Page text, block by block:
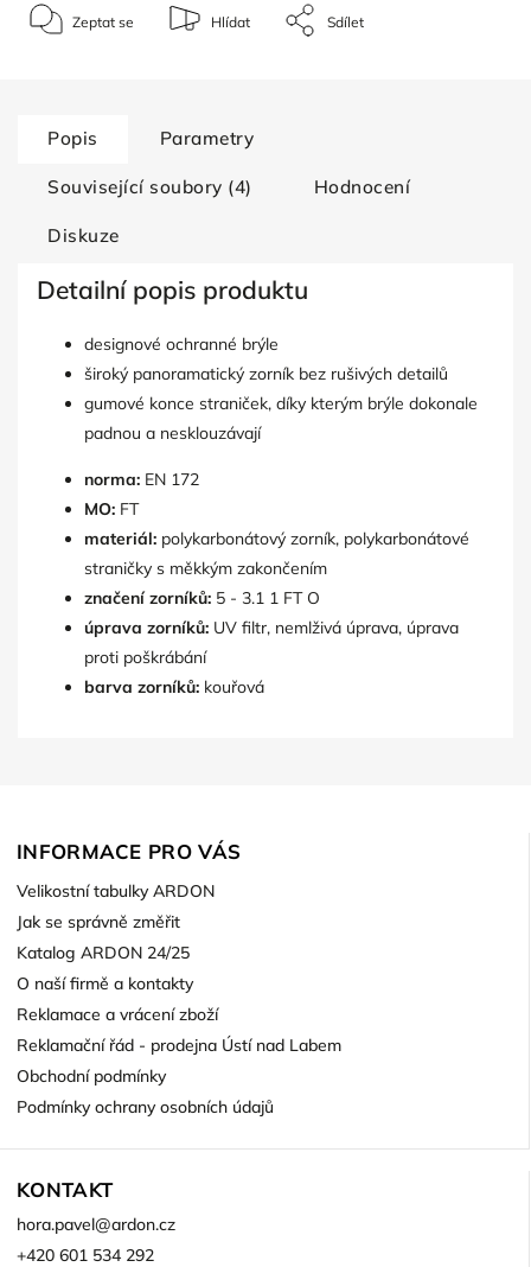
Zeptat se Hlídat Sdílet
Popis Parametry
Související soubory (4) Hodnocení
Diskuze
Detailní popis produktu
designové ochranné brýle
široký panoramatický zorník bez rušivých detailů
gumové konce straniček, díky kterým brýle dokonale
padnou a nesklouzávají
norma: EN 172
MO: FT
materiál: polykarbonátový zorník, polykarbonátové
straničky s měkkým zakončením
značení zorníků: 5 - 3.1 1 FT O
úprava zorníků: UV filtr, nemlživá úprava, úprava
proti poškrábání
barva zorníků: kouřová
INFORMACE PRO VÁS
Velikostní tabulky ARDON
Jak se správně změřit
Katalog ARDON 24/25
O naší firmě a kontakty
Reklamace a vrácení zboží
Reklamační řád - prodejna Ústí nad Labem
Obchodní podmínky
Podmínky ochrany osobních údajů
KONTAKT
hora.pavel@ardon.cz
+420 601 534 292